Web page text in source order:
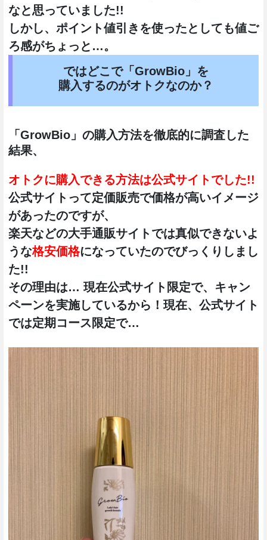
なと思っていました!!
しかし、ポイント値引きを使ったとしても値ご
ろ感がちょっと…。
ではどこで「GrowBio」を
購入するのがオトクなのか？
「GrowBio」の購入方法を徹底的に調査した
結果、
オトクに購入できる方法は公式サイトでした!!
公式サイトって定価販売で価格が高いイメージ
があったのですが、
楽天などの大手通販サイトでは真似できないよ
うな格安価格になっていたのでびっくりしまし
た!!
その理由は… 現在公式サイト限定で、キャン
ペーンを実施しているから！現在、公式サイト
では定期コース限定で…